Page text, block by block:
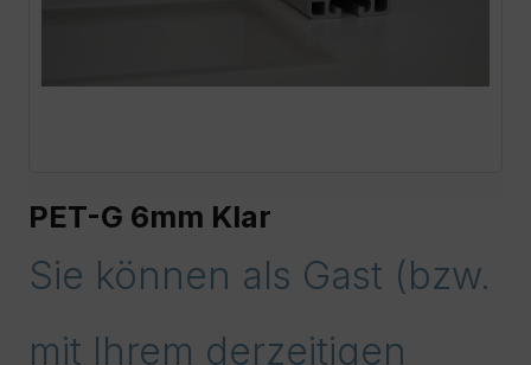
PET-G 6mm Klar
Sie können als Gast (bzw.
mit Ihrem derzeitigen